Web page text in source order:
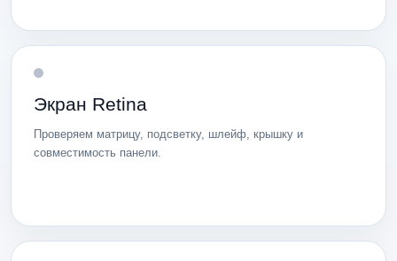
Экран Retina
Проверяем матрицу, подсветку, шлейф, крышку и
совместимость панели.